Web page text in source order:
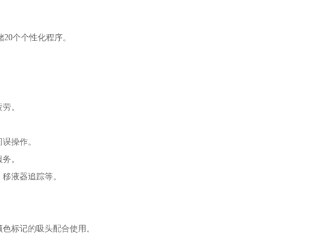
20个个性化程序。
。
操作。
。
液器追踪等。
标记的吸头配合使用。